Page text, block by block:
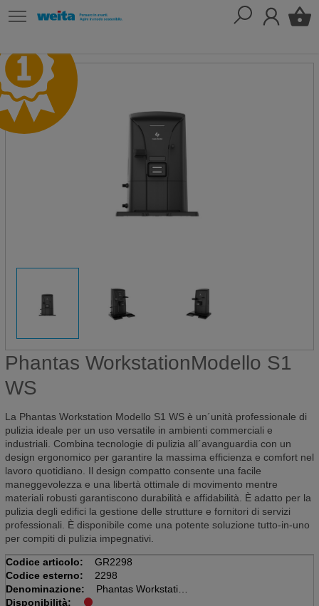
Phantas WorkstationModello S1
WS
La Phantas Workstation Modello S1 WS è un´unità professionale di
pulizia ideale per un uso versatile in ambienti commerciali e
industriali. Combina tecnologie di pulizia all´avanguardia con un
design ergonomico per garantire la massima efficienza e comfort nel
lavoro quotidiano. Il design compatto consente una facile
maneggevolezza e una libertà ottimale di movimento mentre
materiali robusti garantiscono durabilità e affidabilità. È adatto per la
pulizia degli edifici la gestione delle strutture e fornitori di servizi
professionali. È disponibile come una potente soluzione tutto-in-uno
per compiti di pulizia impegnativi.
Codice articolo:
GR2298
Codice esterno:
2298
Denominazione:
Phantas Workstation
Disponibilità: